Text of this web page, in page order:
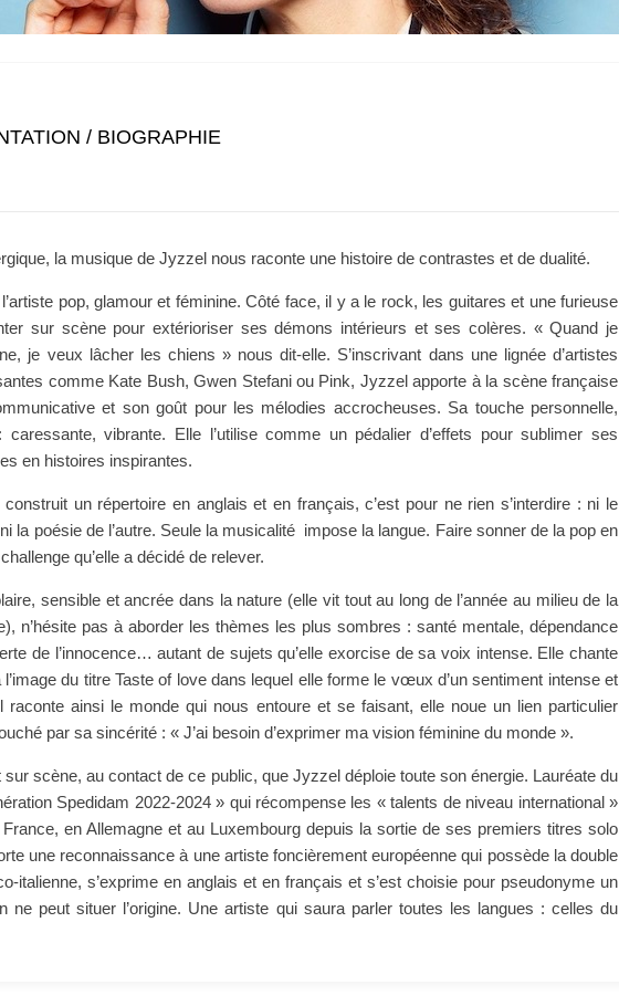
/ BIOGRAPHIE
la musique de Jyzzel nous raconte une histoire de contrastes et de dualité.
pop, glamour et féminine. Côté face, il y a le rock, les guitares et une furieuse
sur scène pour extérioriser ses démons intérieurs et ses colères. « Quand je
je veux lâcher les chiens » nous dit-elle. S’inscrivant dans une lignée d’artistes
comme Kate Bush, Gwen Stefani ou Pink, Jyzzel apporte à la scène française
et son goût pour les mélodies accrocheuses. Sa touche personnelle,
vibrante. Elle l’utilise comme un pédalier d’effets pour sublimer ses
en histoires inspirantes.
construit un répertoire en anglais et en français, c’est pour ne rien s’interdire : ni le
la poésie de l’autre. Seule la musicalité impose la langue. Faire sonner de la pop en
qu’elle a décidé de relever.
sensible et ancrée dans la nature (elle vit tout au long de l’année au milieu de la
n’hésite pas à aborder les thèmes les plus sombres : santé mentale, dépendance
de l’innocence… autant de sujets qu’elle exorcise de sa voix intense. Elle chante
l’image du titre Taste of love dans lequel elle forme le vœux d’un sentiment intense et
raconte ainsi le monde qui nous entoure et se faisant, elle noue un lien particulier
par sa sincérité : « J’ai besoin d’exprimer ma vision féminine du monde ».
sur scène, au contact de ce public, que Jyzzel déploie toute son énergie. Lauréate du
Spedidam 2022-2024 » qui récompense les « talents de niveau international »
en Allemagne et au Luxembourg depuis la sortie de ses premiers titres solo
une reconnaissance à une artiste foncièrement européenne qui possède la double
italienne, s’exprime en anglais et en français et s’est choisie pour pseudonyme un
ne peut situer l’origine. Une artiste qui saura parler toutes les langues : celles du